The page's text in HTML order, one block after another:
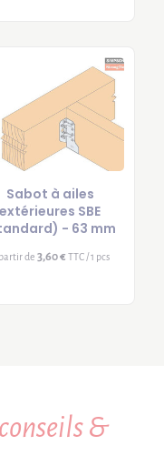
Sabot à ailes
extérieures SBE
- 63 mm
de3,60 € TTC / 1 pcs
conseils &